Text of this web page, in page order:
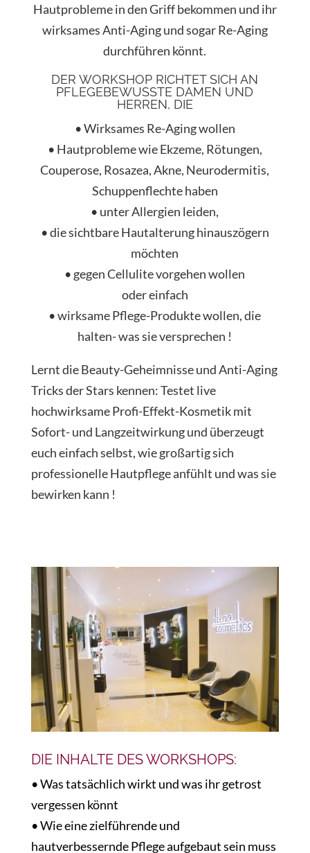
Hautprobleme in den Griff bekommen und ihr
wirksames Anti-Aging und sogar Re-Aging
durchführen könnt.
DER WORKSHOP RICHTET SICH AN
PFLEGEBEWUSSTE DAMEN UND
HERREN, DIE
• Wirksames Re-Aging wollen
• Hautprobleme wie Ekzeme, Rötungen,
Couperose, Rosazea, Akne, Neurodermitis,
Schuppenflechte haben
• unter Allergien leiden,
• die sichtbare Hautalterung hinauszögern
möchten
• gegen Cellulite vorgehen wollen
oder einfach
• wirksame Pflege-Produkte wollen, die
halten- was sie versprechen !
Lernt die Beauty-Geheimnisse und Anti-Aging
Tricks der Stars kennen: Testet live
hochwirksame Profi-Effekt-Kosmetik mit
Sofort- und Langzeitwirkung und überzeugt
euch einfach selbst, wie großartig sich
professionelle Hautpflege anfühlt und was sie
bewirken kann !
DIE INHALTE DES WORKSHOPS:
• Was tatsächlich wirkt und was ihr getrost
vergessen könnt
• Wie eine zielführende und
hautverbessernde Pflege aufgebaut sein muss